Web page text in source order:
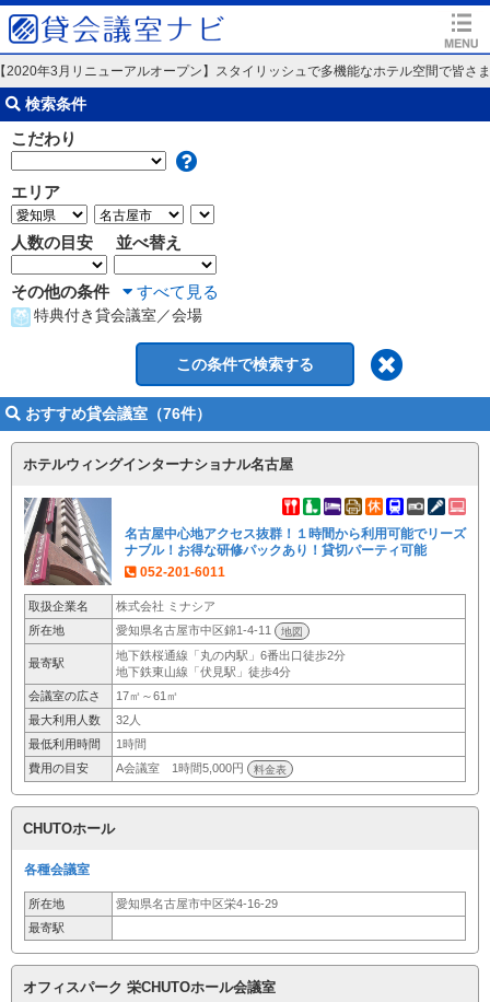
年3月リニューアルオープン】スタイリッシュで多機能なホテル空間で皆さ
検索条件
こだわり
エリア
人数の目安 並べ替え
その他の条件 すべて見る
特典付き貸会議室／会場
おすすめ貸会議室（76件）
ホテルウィングインターナショナル名古屋
名古屋中心地アクセス抜群！１時間から利用可能でリーズ
ナブル！お得な研修パックあり！貸切パーティ可能
052-201-6011
取扱企業名
株式会社 ミナシア
所在地
愛知県名古屋市中区錦1-4-11 地図
最寄駅
地下鉄桜通線「丸の内駅」6番出口徒歩2分
地下鉄東山線「伏見駅」徒歩4分
会議室の広さ
17㎡～61㎡
最大利用人数
32人
最低利用時間
1時間
費用の目安
A会議室 1時間5,000円 料金表
CHUTOホール
各種会議室
所在地
愛知県名古屋市中区栄4-16-29
最寄駅
オフィスパーク 栄CHUTOホール会議室